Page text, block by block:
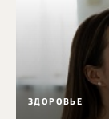
ЗДОРОВЬЕ